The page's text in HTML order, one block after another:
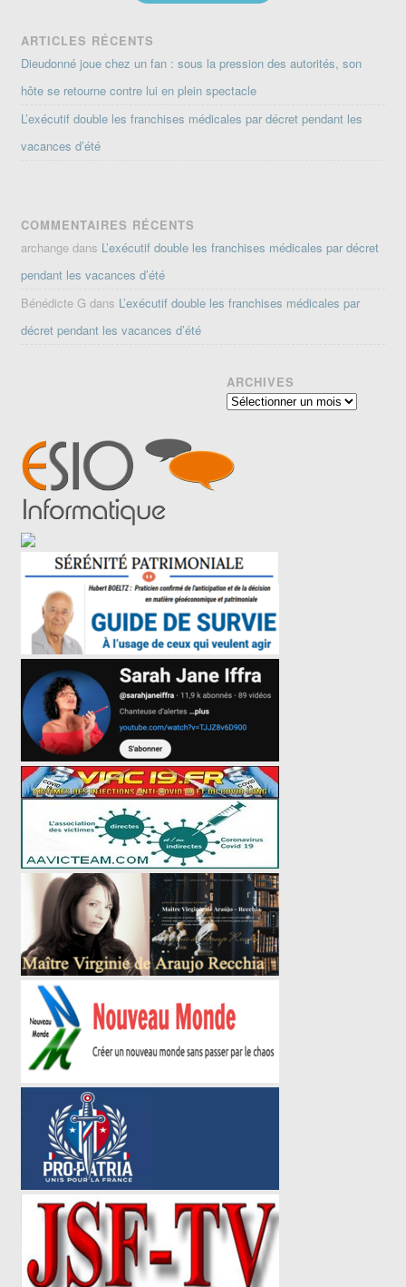
ARTICLES RÉCENTS
Dieudonné joue chez un fan : sous la pression des autorités, son
hôte se retourne contre lui en plein spectacle
L’exécutif double les franchises médicales par décret pendant les
vacances d’été
COMMENTAIRES RÉCENTS
archange dans L’exécutif double les franchises médicales par décret
pendant les vacances d’été
Bénédicte G dans L’exécutif double les franchises médicales par
décret pendant les vacances d’été
ARCHIVES
Archives